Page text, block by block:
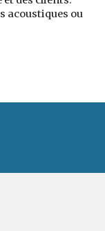
acoustiques ou